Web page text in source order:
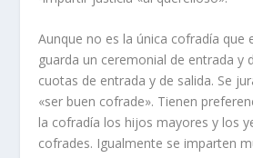
Aunque no es la única cofradí­a que
guarda un ceremonial de entrada y
cuotas de entrada y de salida. Se
«ser buen cofrade». Tienen
la cofradí­a los hijos mayores y los
cofrades. Igualmente se imparten